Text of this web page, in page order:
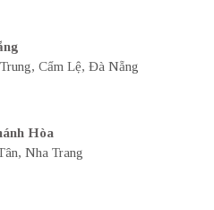
Cẩm Lệ, Đà Nẵng
Hòa
Nha Trang